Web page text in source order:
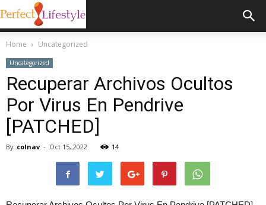
Home Uncategorized
Uncategorized
Recuperar Archivos Ocultos
Por Virus En Pendrive
[PATCHED]
By colnav - Oct 15, 2022 14